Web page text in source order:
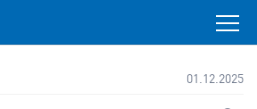
01.12.2025